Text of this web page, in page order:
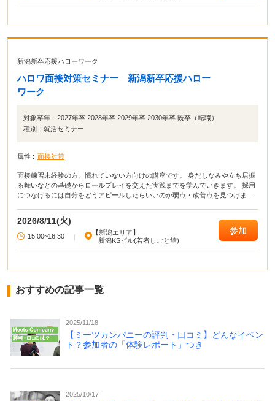
新潟新卒応援ハローワーク
ハロワ面接対策セミナー 新潟新卒応援ハロー
ワーク
対象卒年 : 2027年卒 2028年卒 2029年卒 2030年卒 既卒（転職）
種別 : 就活セミナー
属性 : 面接対策
面接練習未経験の方、慣れていない方向けの講座です。 身だしなみや立ち居振
る舞いなどの基礎からロールプレイを交えた実践までを学んでいきます。 採用
につなげるには自分をどうアピールしたらいいのか弱点・改善点を見つけまし
2026/8/11(火)
15:00~16:30 |
【新潟エリア】
新潟KSビル(若者しごと館)
参加
おすすめの記事一覧
2025/11/18
【ミーツカンパニーの評判・口コミ】どんなイベン
ト？参加者の「体験レポート」つき
2025/10/17